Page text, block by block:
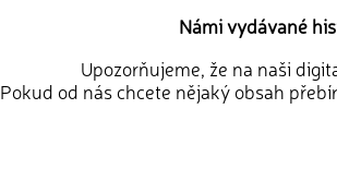
Námi vydávané
Upozorňujeme, že na naši
Pokud od nás chcete nějaký obsah